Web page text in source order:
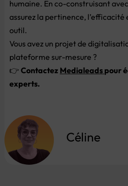
humaine. En co-construisant
assurez la pertinence,
outil.
Vous avez un projet de
plateforme sur-mesure ?
👉 Contactez Medialeads pour
experts.
Céline